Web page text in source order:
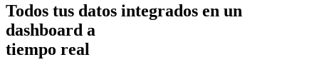
Todos tus datos integrados en un
dashboard a
tiempo real